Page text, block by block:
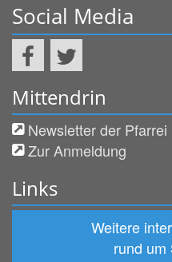
Social Media
Mittendrin
Newsletter der Pfarrei
Zur Anmeldung
Links
Weitere
rund um